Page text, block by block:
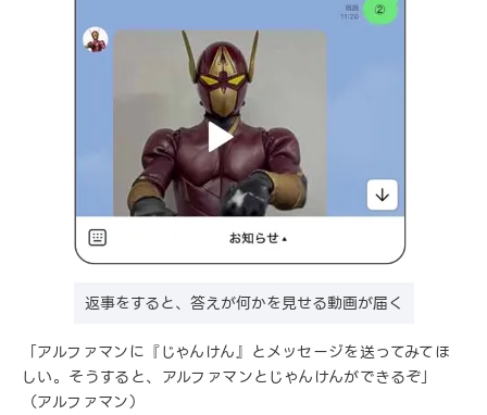
返事をすると、答えが何かを見せる動画が届く
「アルファマンに『じゃんけん』とメッセージを送ってみてほ
しい。そうすると、アルファマンとじゃんけんができるぞ」
（アルファマン）